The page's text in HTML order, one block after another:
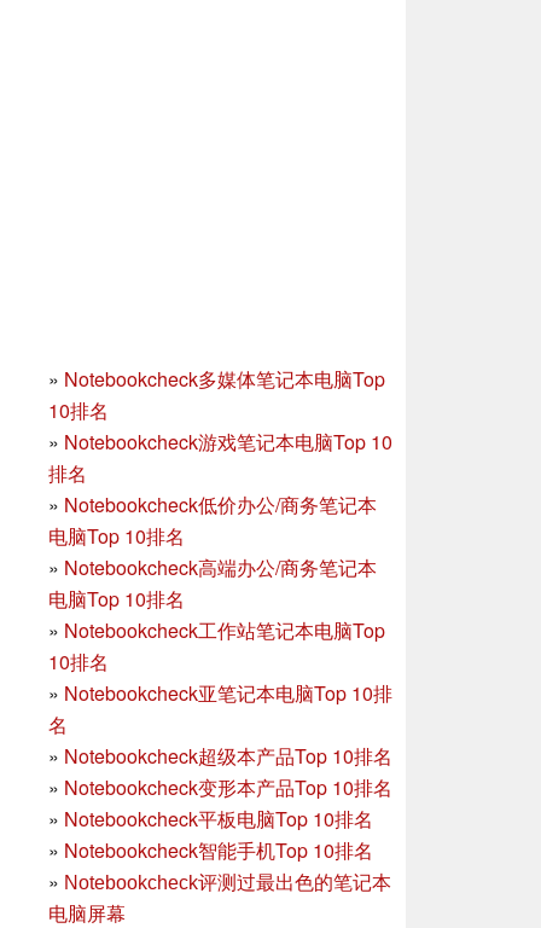
» Notebookcheck多媒体笔记本电脑Top
10排名
» Notebookcheck游戏笔记本电脑Top 10
排名
» Notebookcheck低价办公/商务笔记本
电脑Top 10排名
» Notebookcheck高端办公/商务笔记本
电脑Top 10排名
» Notebookcheck工作站笔记本电脑Top
10排名
» Notebookcheck亚笔记本电脑Top 10排
名
» Notebookcheck超级本产品Top 10排名
» Notebookcheck变形本产品Top 10排名
» Notebookcheck平板电脑Top 10排名
» Notebookcheck智能手机Top 10排名
» Notebookcheck评测过最出色的笔记本
电脑屏幕